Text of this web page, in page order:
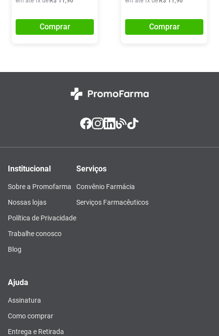
Comprar Comprar
Institucional
Sobre a Promofarma
Nossas lojas
Política de Privacidade
Trabalhe conosco
Blog
Serviços
Convênio Farmácia
Serviços Farmacêuticos
Ajuda
Assinatura
Como comprar
Entrega e Retirada